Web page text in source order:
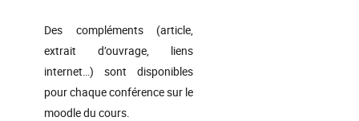
Des compléments (article,
extrait d’ouvrage, liens
internet…) sont disponibles
pour chaque conférence sur le
moodle du cours.